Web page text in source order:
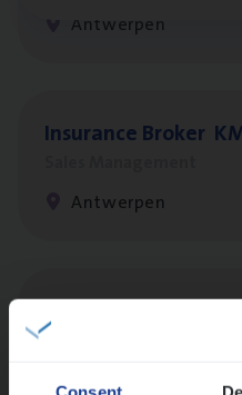
Antwerpen
Insu­ran­ce Bro­ker
Antwerpen
Insu­ran­ce Bro­ker
Sales Management
Antwerpen